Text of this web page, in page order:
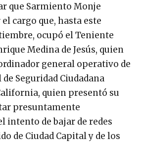
que Sarmiento Monje
cargo que, hasta este
ocupó el Teniente
Medina de Jesús, quien
general operativo de
Seguridad Ciudadana
quien presentó su
presuntamente
intento de bajar de redes
de Ciudad Capital y de los